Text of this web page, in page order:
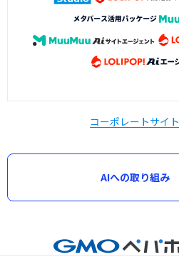
コーポレートサイト
AIへの取り組み